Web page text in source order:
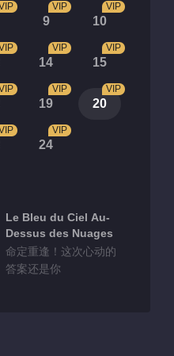
9
VIP
10
VIP
14
VIP
15
VIP
19
VIP
20
VIP
24
VIP
Le Bleu du Ciel Au-
Dessus des Nuages
命定重逢！这次心动的
答案还是你